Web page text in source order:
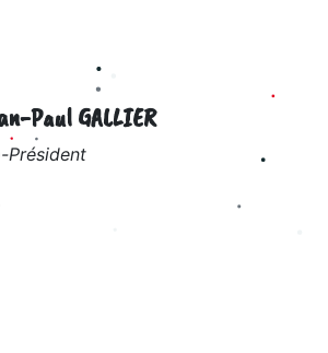
Paul GALLIER
Président